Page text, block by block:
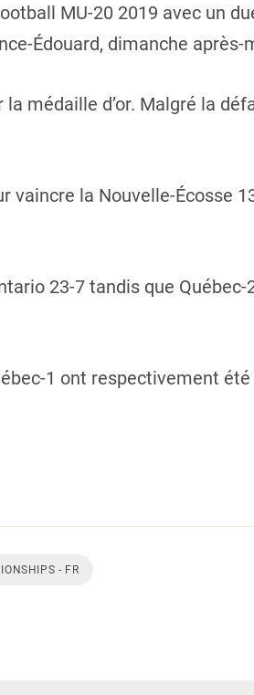
MU-20 2019 avec un
Édouard, dimanche après-
médaille d’or. Malgré la
vaincre la Nouvelle-Écosse
23-7 tandis que
1 ont respectivement
- FR